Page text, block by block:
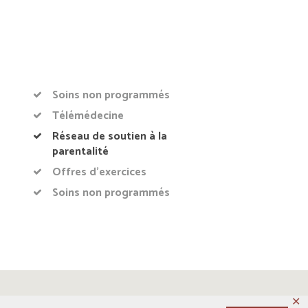
✕
Soins non programmés
Télémédecine
Réseau de soutien à la
parentalité
Offres d’exercices
Soins non programmés